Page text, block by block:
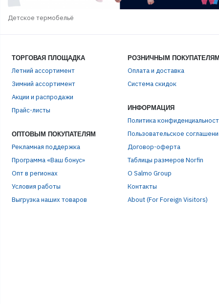
Детское термобельё
ТОРГОВАЯ ПЛОЩАДКА
Летний ассортимент
Зимний ассортимент
Акции и распродажи
Прайс-листы
ОПТОВЫМ ПОКУПАТЕЛЯМ
Рекламная поддержка
Программа «Ваш бонус»
Опт в регионах
Условия работы
Выгрузка наших товаров
РОЗНИЧНЫМ
Оплата и доставка
Система скидок
ИНФОРМАЦИЯ
Политика
Пользовательское
Договор-оферта
Таблицы размеров Norfin
О Salmo Group
Контакты
About (For Foreign Visitors)